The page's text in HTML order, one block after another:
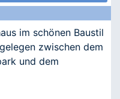
im schönen Baustil
zwischen dem
und dem